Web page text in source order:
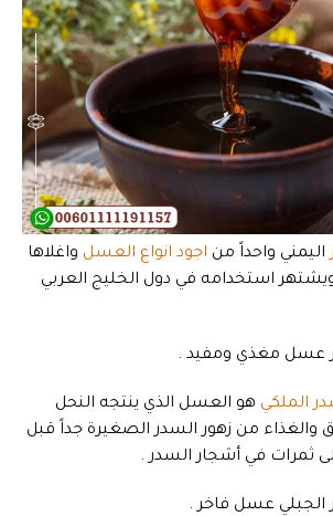
اليمني واحداً من اجود انواع العسل واغلاها
ويشتهر استخدامه في دول الخليج العربي
عسل مغذي ومفيد .
الملكي هو العسل الذي ينتجه النحل
والغذاء من زهور السدر الصغيرة جداً قبل
ثمرات في أشجار السدر .
الجبلي عسل فاخر .